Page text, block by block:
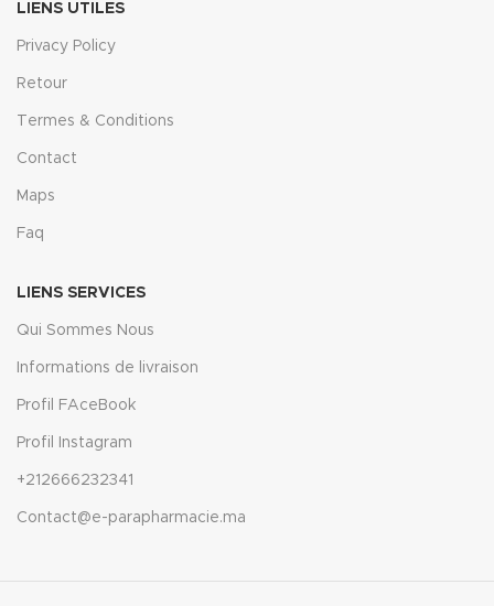
LIENS UTILES
Privacy Policy
Retour
Termes & Conditions
Contact
Maps
Faq
LIENS SERVICES
Qui Sommes Nous
Informations de livraison
Profil FAceBook
Profil Instagram
+212666232341
Contact@e-parapharmacie.ma